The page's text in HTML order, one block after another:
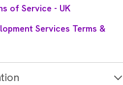
of Service - UK
Services Terms &